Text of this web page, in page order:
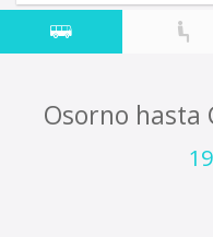
Osorno hasta